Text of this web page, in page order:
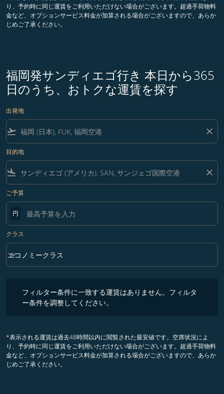
り、予約時に同じ運賃をご利用いただけない場合がございます。超過手荷物料
金など、オプションサービス料金が加算される場合がございますので、あらか
じめご了承ください。
福岡発サンディエゴ行き 本日から365
日のうち、おトクな運賃を探す
出発地
flight_takeoff close
目的地
flight_land close
ご予算
円
クラス
クラス option エコノミークラス Selected
エコノミークラス
keyboard_arrow_down
フィルター条件に一致する運賃はありません。フィルタ
ー条件を調整してください。
*表示される運賃は過去48時間以内に閲覧された最安値です。空席状況によ
り、予約時に同じ運賃をご利用いただけない場合がございます。超過手荷物料
金など、オプションサービス料金が加算される場合がございますので、あらか
じめご了承ください。